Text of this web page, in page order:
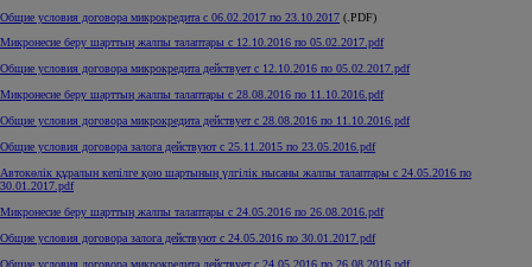
Общие условия договора микрокредита с 06.02.2017 по 23.10.2017 (.PDF)
Микронесие беру шарттың жалпы талаптары с 12.10.2016 по 05.02.2017.pdf
Общие условия договора микрокредита действует с 12.10.2016 по 05.02.2017.pdf
Микронесие беру шарттың жалпы талаптары с 28.08.2016 по 11.10.2016.pdf
Общие условия договора микрокредита действует с 28.08.2016 по 11.10.2016.pdf
Общие условия договора залога действуют с 25.11.2015 по 23.05.2016.pdf
Автокөлік құралын кепілге қою шартының үлгілік нысаны жалпы талаптары c 24.05.2016 по
30.01.2017.pdf
Микронесие беру шарттың жалпы талаптары с 24.05.2016 по 26.08.2016.pdf
Общие условия договора залога действуют с 24.05.2016 по 30.01.2017.pdf
Общие условия договора микрокредита действует с 24.05.2016 по 26.08.2016.pdf